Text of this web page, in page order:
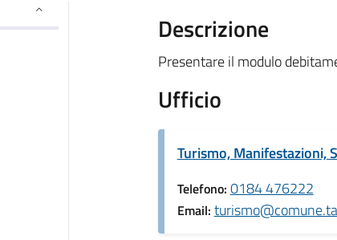
Descrizione
Presentare il modulo
Ufficio
Turismo, Manifestazioni,
Telefono: 0184 476222
Email: